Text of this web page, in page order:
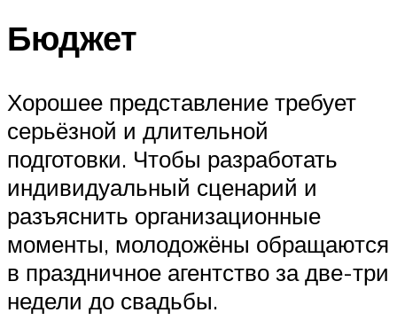
Бюджет
Хорошее представление требует
серьёзной и длительной
подготовки. Чтобы разработать
индивидуальный сценарий и
разъяснить организационные
моменты, молодожёны обращаются
в праздничное агентство за две-три
недели до свадьбы.